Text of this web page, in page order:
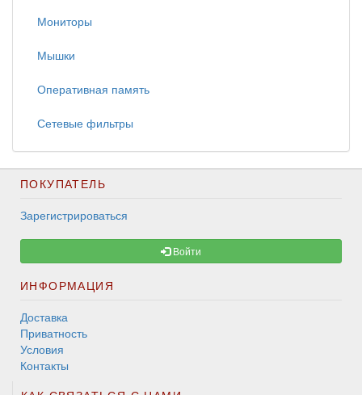
Мониторы
Мышки
Оперативная память
Сетевые фильтры
ПОКУПАТЕЛЬ
Зарегистрироваться
Войти
ИНФОРМАЦИЯ
Доставка
Приватность
Условия
Контакты